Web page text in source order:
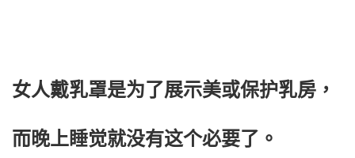
女人戴乳罩是为了展示美或保护乳房，
而晚上睡觉就没有这个必要了。